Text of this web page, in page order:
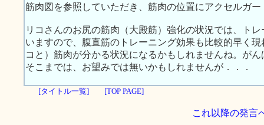
筋肉図を参照していただき、筋肉の位置にアクセルガ
リコさんのお尻の筋肉（大殿筋）強化の状況では、ト
いますので、腹直筋のトレーニング効果も比較的早く
コと）筋肉が分かる状況になるかもしれませんね。が
そこまでは、お望みでは無いかもしれませんが．．．
[タイトル一覧] [TOP PAGE]
これ以降の発言